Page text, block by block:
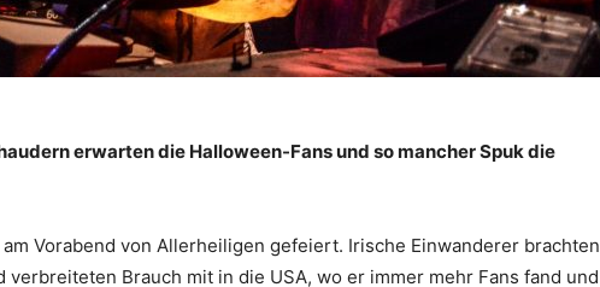
erwarten die Halloween-Fans und so mancher Spuk die
Vorabend von Allerheiligen gefeiert. Irische Einwanderer brachten
verbreiteten Brauch mit in die USA, wo er immer mehr Fans fand und